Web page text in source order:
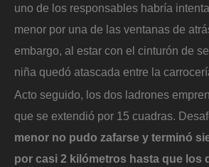
uno de los responsables habría
menor por una de las ventanas de
embargo, al estar con el cinturón de
niña quedó atascada entre la
Acto seguido, los dos ladrones
que se extendió por 15 cuadras.
menor no pudo zafarse y terminó
por casi 2 kilómetros hasta que los